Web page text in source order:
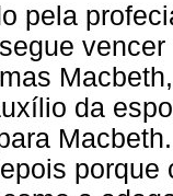
pela
da